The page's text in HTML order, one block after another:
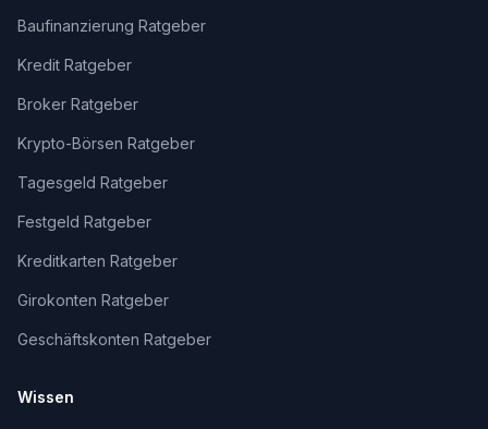
Baufinanzierung Ratgeber
Kredit Ratgeber
Broker Ratgeber
Krypto-Börsen Ratgeber
Tagesgeld Ratgeber
Festgeld Ratgeber
Kreditkarten Ratgeber
Girokonten Ratgeber
Geschäftskonten Ratgeber
Wissen